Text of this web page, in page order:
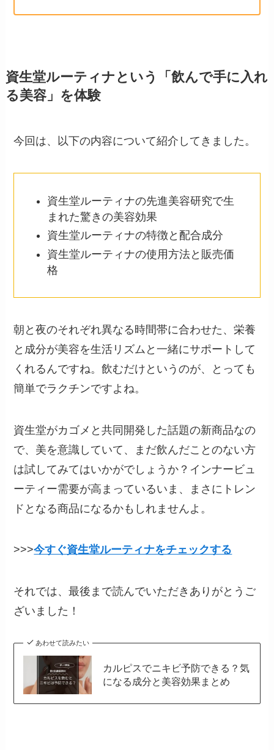
資生堂ルーティナという「飲んで手に入れ
る美容」を体験
今回は、以下の内容について紹介してきました。
資生堂ルーティナの先進美容研究で生
まれた驚きの美容効果
資生堂ルーティナの特徴と配合成分
資生堂ルーティナの使用方法と販売価
格
朝と夜のそれぞれ異なる時間帯に合わせた、栄養
と成分が美容を生活リズムと一緒にサポートして
くれるんですね。飲むだけというのが、とっても
簡単でラクチンですよね。
資生堂がカゴメと共同開発した話題の新商品なの
で、美を意識していて、まだ飲んだことのない方
は試してみてはいかがでしょうか？インナービュ
ーティー需要が高まっているいま、まさにトレン
ドとなる商品になるかもしれませんよ。
>>>今すぐ資生堂ルーティナをチェックする
それでは、最後まで読んでいただきありがとうご
ざいました！
あわせて読みたい
カルピスでニキビ予防できる？気
になる成分と美容効果まとめ